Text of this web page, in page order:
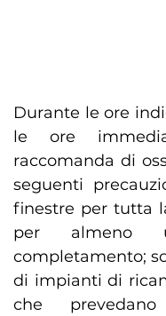
Durante le ore
le ore
raccomanda di
seguenti
finestre per tutta
per almeno
completamento;
di impianti di
che